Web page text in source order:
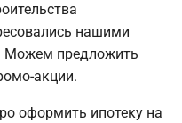
нашими
Можем предложить
акции.
оформить ипотеку на